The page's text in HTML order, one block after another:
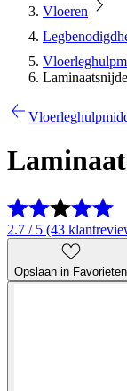
Vloeren
2.7 / 5 (43
Opslaan in Favorieten